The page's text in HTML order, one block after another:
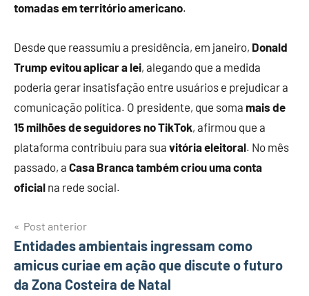
tomadas em território americano.
Desde que reassumiu a presidência, em janeiro, Donald
Trump evitou aplicar a lei, alegando que a medida
poderia gerar insatisfação entre usuários e prejudicar a
comunicação política. O presidente, que soma mais de
15 milhões de seguidores no TikTok, afirmou que a
plataforma contribuiu para sua vitória eleitoral. No mês
passado, a Casa Branca também criou uma conta
oficial na rede social.
Navegação
de
Post
Post anterior
Entidades ambientais ingressam como
amicus curiae em ação que discute o futuro
da Zona Costeira de Natal